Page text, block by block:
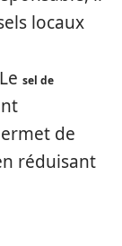
locaux
sel de
de
réduisant